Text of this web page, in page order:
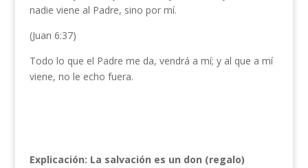
nadie viene al Padre, sino por mí.
(Juan 6:37)
Todo lo que el Padre me da, vendrá a mí; y al que a mí
viene, no le echo fuera.
Explicación: La salvación es un don (regalo)